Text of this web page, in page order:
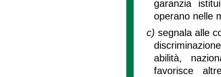
garanzia
operano nelle
c) segnala alle
abilità,
favorisce